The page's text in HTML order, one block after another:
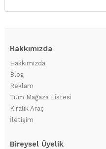
Hakkımızda
Hakkımızda
Blog
Reklam
Tüm Mağaza Listesi
Kiralık Araç
İletişim
Bireysel Üyelik